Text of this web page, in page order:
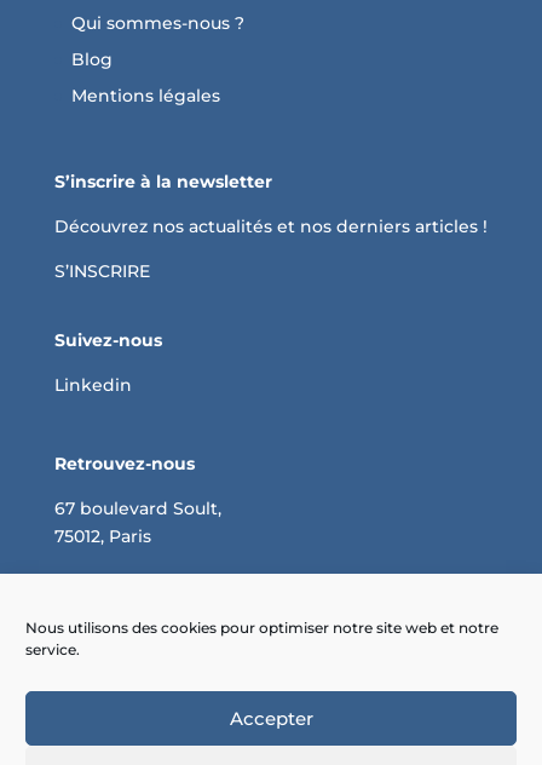
Nous utilisons des cookies pour optimiser notre site web et notre
service.
Accepter
Qui sommes-nous ?
Blog
Mentions légales
S’inscrire à la newsletter
Découvrez nos actualités et nos derniers articles !
S’INSCRIRE
Suivez-nous
Linkedin
Retrouvez-nous
67 boulevard Soult,
75012, Paris
Négociation des achats : optimisez vos coûts
Pourquoi faire appel à un consultant en achats ?
achats ?